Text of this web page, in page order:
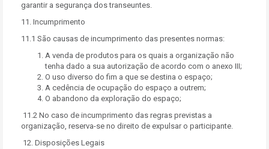
garantir a segurança dos transeuntes.
11. Incumprimento
11.1 São causas de incumprimento das presentes normas:
A venda de produtos para os quais a organização não
tenha dado a sua autorização de acordo com o anexo III;
O uso diverso do fim a que se destina o espaço;
A cedência de ocupação do espaço a outrem;
O abandono da exploração do espaço;
11.2 No caso de incumprimento das regras previstas a
organização, reserva-se no direito de expulsar o participante.
12. Disposições Legais